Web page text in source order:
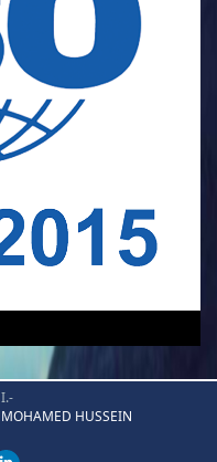
I.-
MOHAMED HUSSEIN